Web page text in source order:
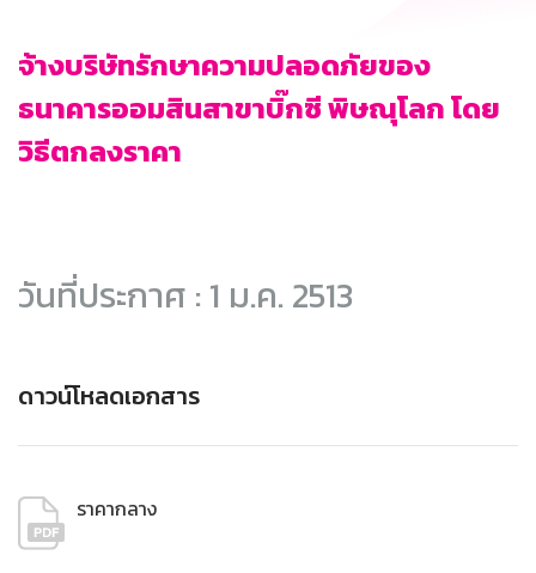
จ้างบริษัทรักษาความปลอดภัยของ
ธนาคารออมสินสาขาบิ๊กซี พิษณุโลก โดย
วิธีตกลงราคา
วันที่ประกาศ : 1 ม.ค. 2513
ดาวน์โหลดเอกสาร
ราคากลาง